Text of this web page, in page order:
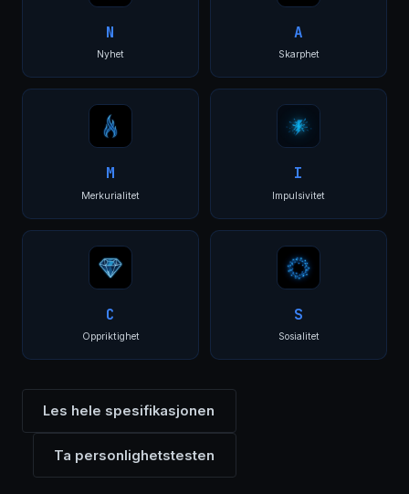
N
Nyhet
A
Skarphet
M
Merkurialitet
I
Impulsivitet
C
Oppriktighet
S
Sosialitet
Les hele spesifikasjonen
Ta personlighetstesten